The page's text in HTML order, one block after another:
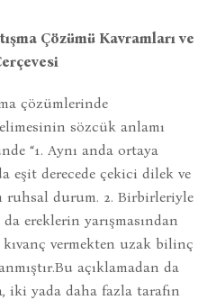
Çözümü Kavramları ve
çözümlerinde
sözcük anlamı
“1. Aynı anda ortaya
eşit derecede çekici dilek ve
ruhsal durum. 2. Birbirleriyle
ereklerin yarışmasından
vermekten uzak bilinç
açıklamadan da
iki yada daha fazla tarafın